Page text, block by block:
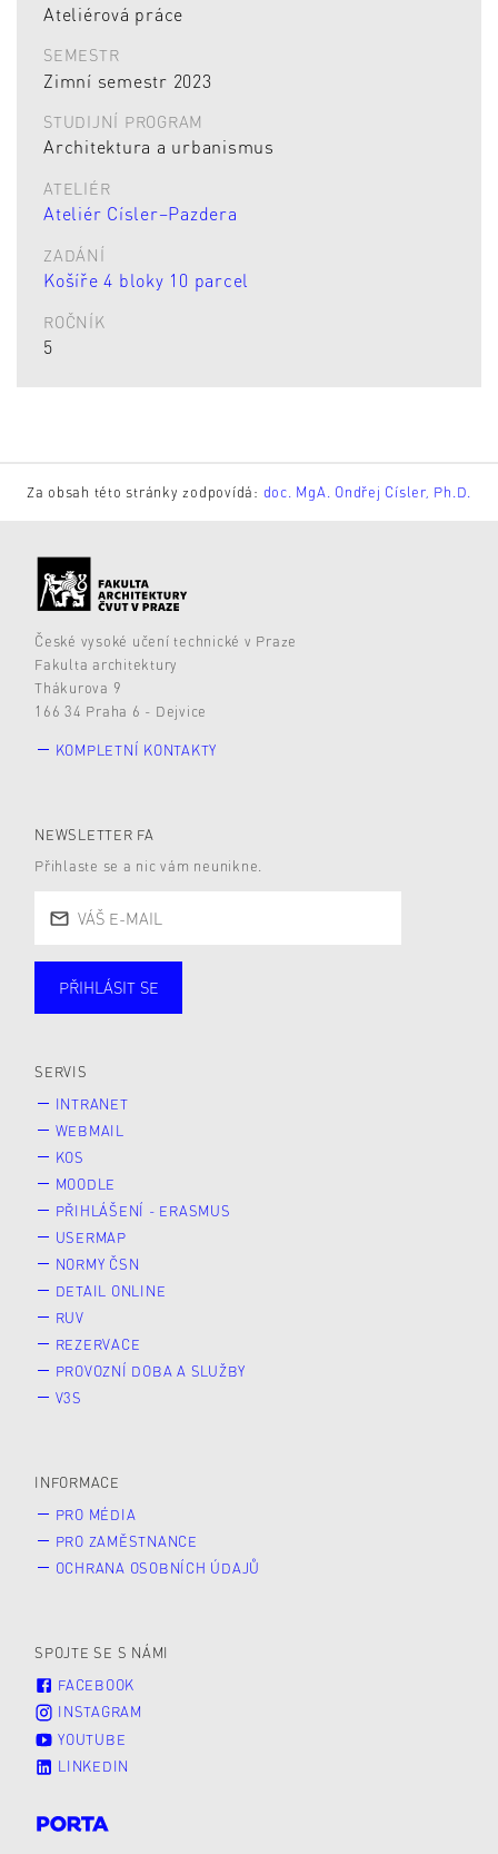
Ateliérová práce
SEMESTR
Zimní semestr 2023
STUDIJNÍ PROGRAM
Architektura a urbanismus
ATELIÉR
Ateliér Císler–Pazdera
ZADÁNÍ
Košíře 4 bloky 10 parcel
ROČNÍK
5
Za obsah této stránky zodpovídá: doc. MgA. Ondřej Císler, Ph.D.
České vysoké učení technické v Praze
Fakulta architektury
Thákurova 9
166 34 Praha 6 - Dejvice
KOMPLETNÍ KONTAKTY
NEWSLETTER FA
Přihlaste se a nic vám neunikne.
Studující
PŘIHLÁSIT SE
SERVIS
INTRANET
WEBMAIL
KOS
MOODLE
PŘIHLÁŠENÍ - ERASMUS
USERMAP
NORMY ČSN
DETAIL ONLINE
RUV
REZERVACE
PROVOZNÍ DOBA A SLUŽBY
V3S
INFORMACE
PRO MÉDIA
PRO ZAMĚSTNANCE
OCHRANA OSOBNÍCH ÚDAJŮ
SPOJTE SE S NÁMI
FACEBOOK
INSTAGRAM
YOUTUBE
LINKEDIN